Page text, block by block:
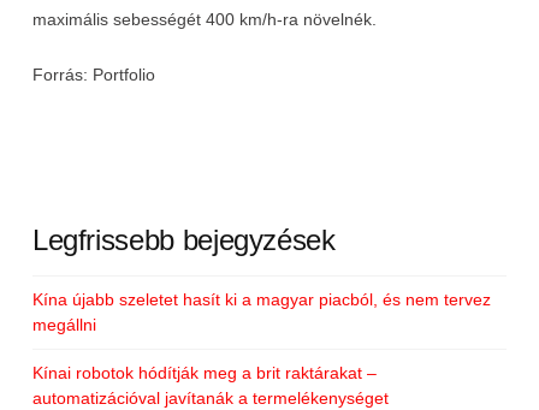
maximális sebességét 400 km/h-ra növelnék.
Forrás: Portfolio
Legfrissebb bejegyzések
Kína újabb szeletet hasít ki a magyar piacból, és nem tervez
megállni
Kínai robotok hódítják meg a brit raktárakat –
automatizációval javítanák a termelékenységet